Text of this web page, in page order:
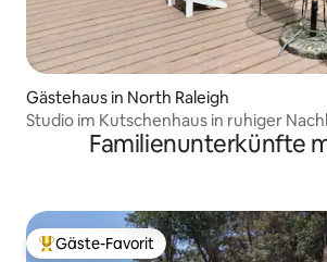
Gästehaus in North Raleigh
Studio im Kutschenhaus in ruhiger
Familienunterkünfte
Beliebter Gäste-Favorit.
Gäste-Favorit